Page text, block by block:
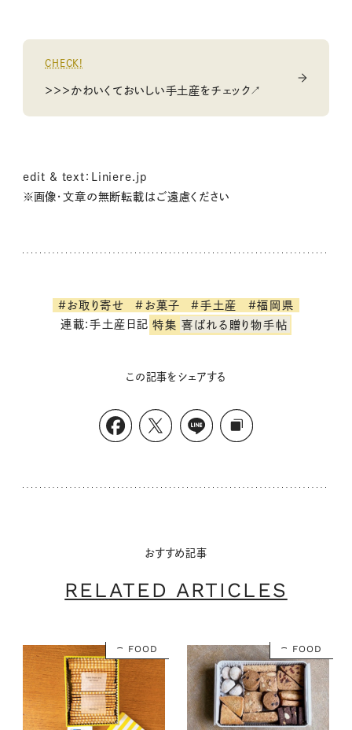
CHECK!
＞＞＞かわいくておいしい手土産をチェック↗
edit & text：Liniere.jp
※画像・文章の無断転載はご遠慮ください
#お取り寄せ #お菓子 #手土産
#福岡県
連載:手土産日記 特集 喜ばれる贈り物手帖
この記事をシェアする
おすすめ記事
RELATED ARTICLES
FOOD FOOD